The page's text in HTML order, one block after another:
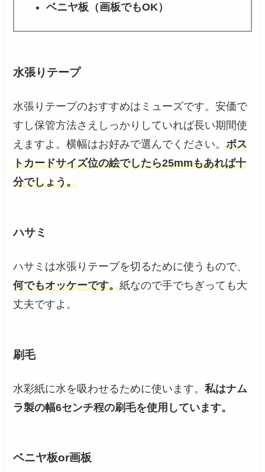
ベニヤ板（画板でもOK）
水張りテープ
水張りテープのおすすめはミューズです。安価で
すし保管方法さえしっかりしていれば長い期間使
えますよ。横幅はお好みで選んでください。ポス
トカードサイズ位の絵でしたら25mmもあれば十
分でしょう。
ハサミ
ハサミは水張りテープを切るために使うもので、
何でもオッケーです。紙なので手でちぎっても大
丈夫ですよ。
刷毛
水彩紙に水を吸わせるために使います。私はナム
ラ製の幅6センチ程の刷毛を使用しています。
ベニヤ板or画板